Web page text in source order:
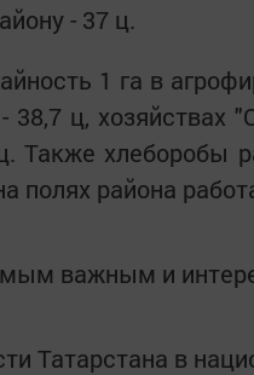
- 37 ц.
1 га в
38,7 ц, хозяйствах
Также хлеборобы
полях района
важным и
Татарстана в